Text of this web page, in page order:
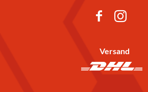
Versand